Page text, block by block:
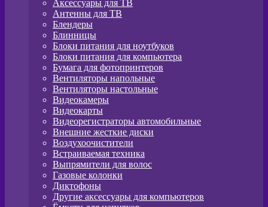
Аксессуары для ТВ
Антенны для ТВ
Блендеры
Блинницы
Блоки питания для ноутбуков
Блоки питания для компьютера
Бумага для фотопринтеров
Вентиляторы напольные
Вентиляторы настольные
Видеокамеры
Видеокарты
Видеорегистраторы автомобильные
Внешние жесткие диски
Воздухоочистители
Встраиваемая техника
Выпрямители для волос
Газовые колонки
Диктофоны
Другие аксессуары для компьютеров